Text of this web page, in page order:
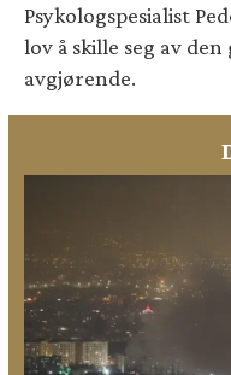
Psykologspesialist
lov å skille seg av
avgjørende.